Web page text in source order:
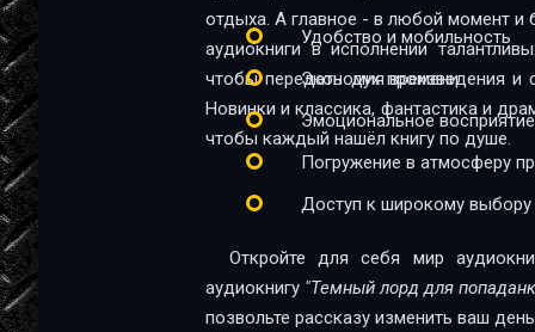
22
24
25
27
отдыха. А главное - в любой момент и
аудиокниги в исполнении
чтобы передать дух произведения и
Новинки и классика, фантастика и
чтобы каждый нашёл книгу по душе.
Удобство и мобильность
Экономия времени
Эмоциональное восприятие
Погружение в атмосферу
Доступ к широкому выбору
Откройте для себя мир
аудиокнигу "Темный лорд для
позвольте рассказу изменить ваш